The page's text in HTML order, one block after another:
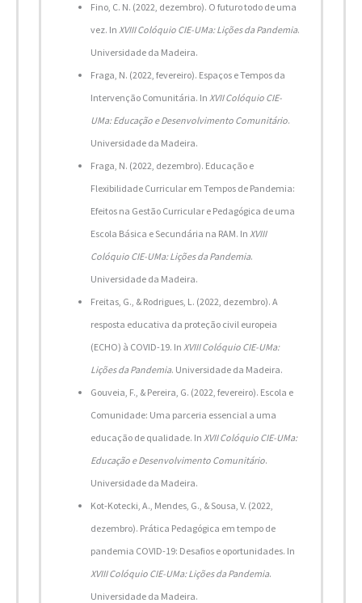
Fino, C. N. (2022, dezembro). O futuro todo de uma
vez. In XVIII Colóquio CIE-UMa: Lições da Pandemia.
Universidade da Madeira.
Fraga, N. (2022, fevereiro). Espaços e Tempos da
Intervenção Comunitária. In XVII Colóquio CIE-
UMa: Educação e Desenvolvimento Comunitário.
Universidade da Madeira.
Fraga, N. (2022, dezembro). Educação e
Flexibilidade Curricular em Tempos de Pandemia:
Efeitos na Gestão Curricular e Pedagógica de uma
Escola Básica e Secundária na RAM. In XVIII
Colóquio CIE-UMa: Lições da Pandemia.
Universidade da Madeira.
Freitas, G., & Rodrigues, L. (2022, dezembro). A
resposta educativa da proteção civil europeia
(ECHO) à COVID-19. In XVIII Colóquio CIE-UMa:
Lições da Pandemia. Universidade da Madeira.
Gouveia, F., & Pereira, G. (2022, fevereiro). Escola e
Comunidade: Uma parceria essencial a uma
educação de qualidade. In XVII Colóquio CIE-UMa:
Educação e Desenvolvimento Comunitário.
Universidade da Madeira.
Kot-Kotecki, A., Mendes, G., & Sousa, V. (2022,
dezembro). Prática Pedagógica em tempo de
pandemia COVID-19: Desafios e oportunidades. In
XVIII Colóquio CIE-UMa: Lições da Pandemia.
Universidade da Madeira.